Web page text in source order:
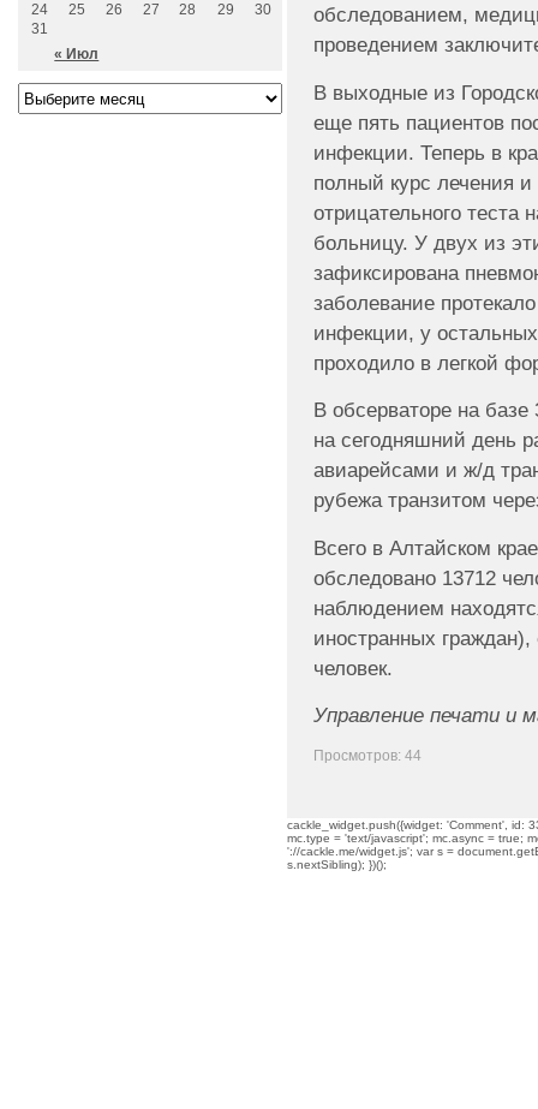
обследованием,
проведением
В выходные из
еще пять пациентов
инфекции. Теперь в
полный курс лечения и
отрицательного теста
больницу. У двух из
зафиксирована
заболевание
инфекции, у
проходило в легкой
В обсерваторе на
на сегодняшний день
авиарейсами и ж/д
рубежа транзитом
Всего в Алтайском
обследовано 13712
наблюдением
иностранных
человек.
Управление печати и
Просмотров: 44
cackle_widget.push({widget: 'Comment', id:
mc.type = 'text/javascript'; mc.async = true;
'://cackle.me/widget.js'; var s =
s.nextSibling); })();
« Июл
24
25 26 27 28 29
30
31